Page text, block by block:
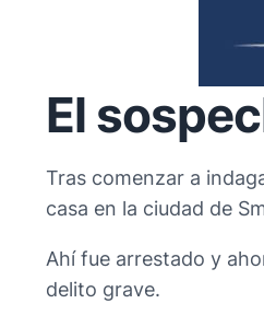
El
Tras comenzar a
casa en la ciudad de
Ahí fue arrestado y
delito grave.